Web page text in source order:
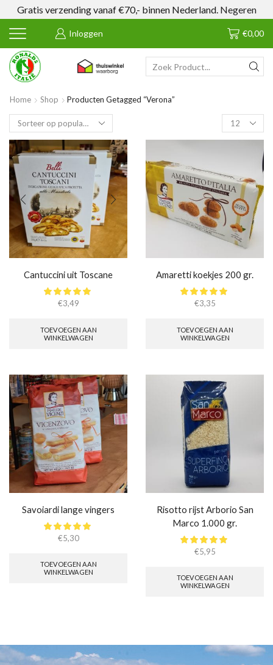
Gratis verzending vanaf €70,- binnen Nederland. Negeren
Inloggen €0,00
SEARCH
Home Shop
Producten Getagged “Verona”
Products
per
page
Cantuccini uit Toscane
€3,49
TOEVOEGEN AAN
WINKELWAGEN
Amaretti koekjes 200 gr.
€3,35
TOEVOEGEN AAN
WINKELWAGEN
Savoiardi lange vingers
€5,30
TOEVOEGEN AAN
WINKELWAGEN
Risotto rijst Arborio San
Marco 1.000 gr.
€5,95
TOEVOEGEN AAN
WINKELWAGEN